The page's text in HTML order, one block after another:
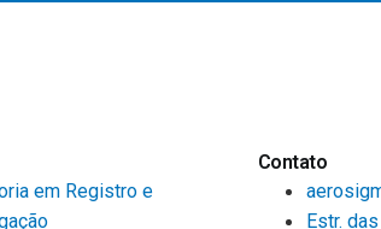
em Registro e
Contato
Estr.